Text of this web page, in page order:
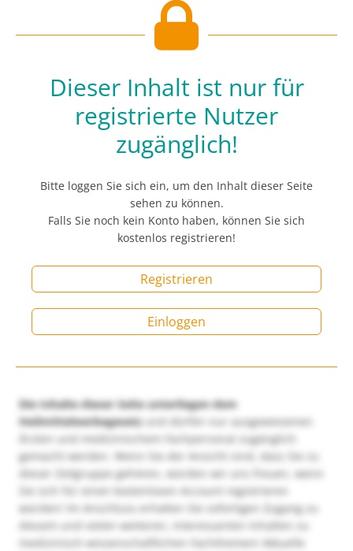
Dieser Inhalt ist nur für
registrierte Nutzer
zugänglich!
Bitte loggen Sie sich ein, um den Inhalt dieser Seite
sehen zu können.
Falls Sie noch kein Konto haben, können Sie sich
kostenlos registrieren!
Registrieren
Einloggen
Die Inhalte dieser Seite unterliegen dem
Heilmittelwerbegesetzund dürfen nur ausgewiesenen
Ärzten und medizinischem Fachpersonal zugänglich
gemacht werden. Wenn Sie der Ansicht sind, dass Sie zu
dieser Zielgruppe gehören, würden wir uns freuen, wenn
Sie sich für einen kostenlosen Account registrieren
würden! Im Anschluss erhalten Sie sofortigen Zugang zu
diesem und vielen weiteren, interessanten Inhalten zu
medizinisch-wissenschaftlichen Fachthemen! Aktuelle